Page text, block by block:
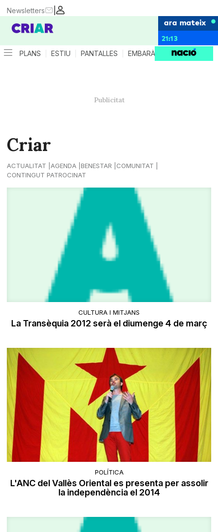
|
Newsletters
ara mateix
21:13
PLANS ESTIU PANTALLES EMBARÀS CRIANÇA
Criar
ACTUALITAT AGENDA BENESTAR
COMUNITAT
CONTINGUT PATROCINAT
CULTURA I MITJANS
La Transèquia 2012 serà el diumenge 4 de març
POLÍTICA
L'ANC del Vallès Oriental es presenta per assolir
la independència el 2014